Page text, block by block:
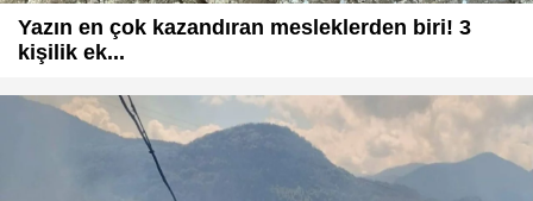
Yazın en çok kazandıran mesleklerden biri! 3
kişilik ek...